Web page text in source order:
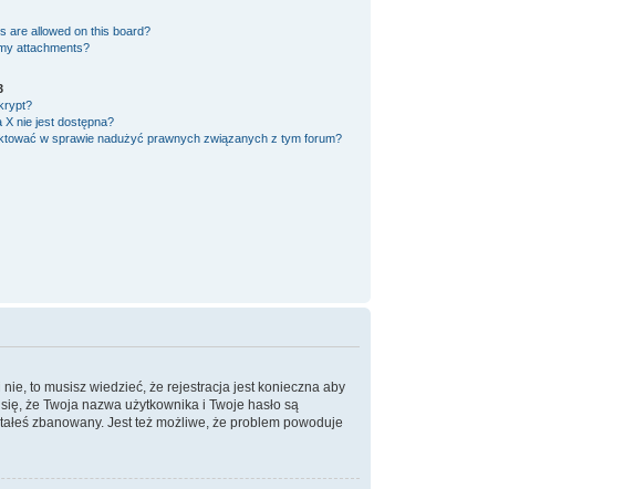
are allowed on this board?
attachments?
X nie jest dostępna?
w sprawie nadużyć prawnych związanych z tym forum?
to musisz wiedzieć, że rejestracja jest konieczna aby
że Twoja nazwa użytkownika i Twoje hasło są
zbanowany. Jest też możliwe, że problem powoduje